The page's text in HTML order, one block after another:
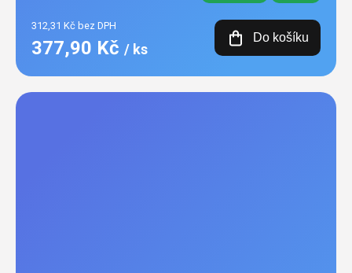
312,31 Kč bez DPH
377,90 Kč / ks
Do košíku